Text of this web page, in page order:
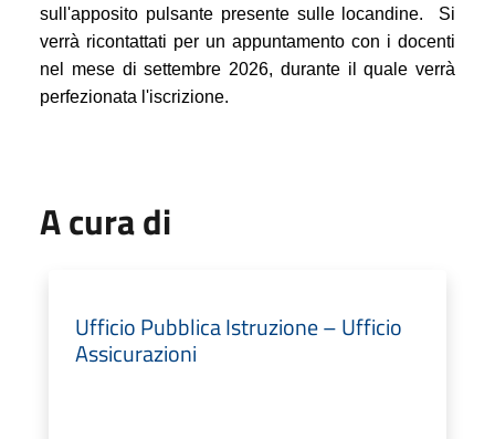
sull'apposito pulsante presente sulle locandine. Si
verrà ricontattati per un appuntamento con i docenti
nel mese di settembre 2026, durante il quale verrà
perfezionata l'iscrizione.
A cura di
Ufficio Pubblica Istruzione – Ufficio
Assicurazioni